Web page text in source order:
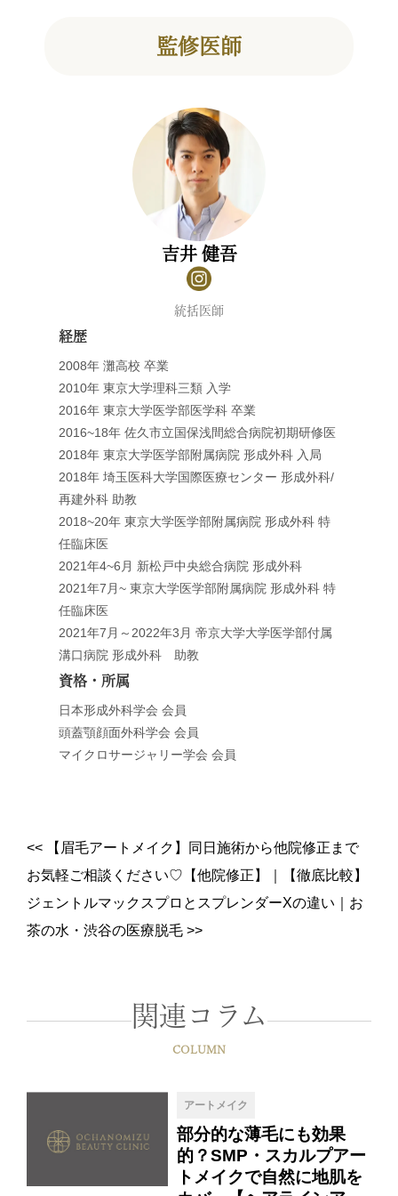
監修医師
吉井 健吾
統括医師
経歴
2008年 灘高校 卒業
2010年 東京大学理科三類 入学
2016年 東京大学医学部医学科 卒業
2016~18年 佐久市立国保浅間総合病院初期研修医
2018年 東京大学医学部附属病院 形成外科 入局
2018年 埼玉医科大学国際医療センター 形成外科/
再建外科 助教
2018~20年 東京大学医学部附属病院 形成外科 特
任臨床医
2021年4~6月 新松戸中央総合病院 形成外科
2021年7月~ 東京大学医学部附属病院 形成外科 特
任臨床医
2021年7月～2022年3月 帝京大学大学医学部付属
溝口病院 形成外科 助教
資格・所属
日本形成外科学会 会員
頭蓋顎顔面外科学会 会員
マイクロサージャリー学会 会員
<<【眉毛アートメイク】同日施術から他院修正まで
お気軽ご相談ください♡【他院修正】
【徹底比較】
ジェントルマックスプロとスプレンダーXの違い｜お
茶の水・渋谷の医療脱毛 >>
関連コラム
COLUMN
アートメイク
部分的な薄毛にも効果
的？SMP・スカルプアー
トメイクで自然に地肌を